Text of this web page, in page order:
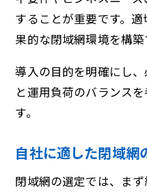
することが重要です。
果的な閉域網環境を構築
導入の目的を明確にし
と運用負荷のバランス
す。
自社に適した閉域網
閉域網の選定では、ま